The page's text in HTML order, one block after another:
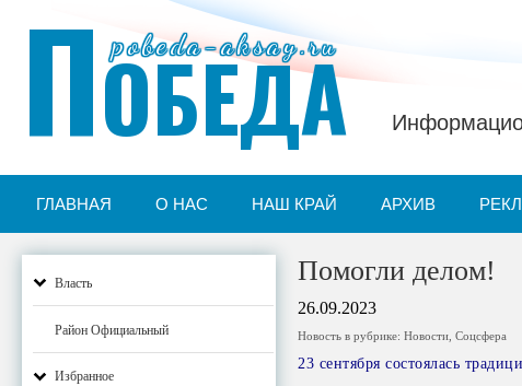
pobeda-aksay.ru
ПОБЕДА
ГЛАВНАЯ О НАС НАШ КРАЙ АРХИВ
Власть
Район Официальный
Избранное
Помогли делом!
26.09.2023
Новость в рубрике:Новости ,Соцсфера
23 сентября состоялась